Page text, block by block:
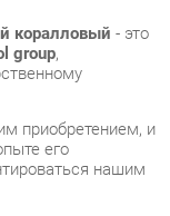
и
его
нашим
вы можете по